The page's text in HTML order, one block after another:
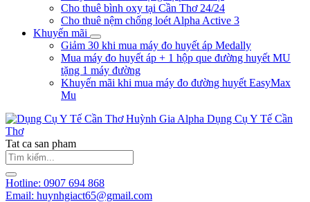
Cho thuê bình oxy tại Cần Thơ 24/24
Cho thuê nệm chống loét Alpha Active 3
Khuyến mãi
Giảm 30 khi mua máy đo huyết áp Medally
Mua máy đo huyết áp + 1 hộp que đường huyết MU
tặng 1 máy đường
Khuyến mãi khi mua máy đo đường huyết EasyMax
Mu
Huỳnh Gia Alpha Dụng Cụ Y Tế Cần
Thơ
Tat ca san pham
Hotline: 0907 694 868
Email: huynhgiact65@gmail.com